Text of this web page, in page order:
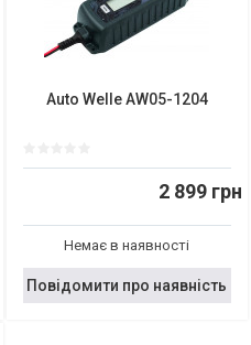
Auto Welle AW05-1204
2 899 грн
Немає в наявності
Повідомити про наявність